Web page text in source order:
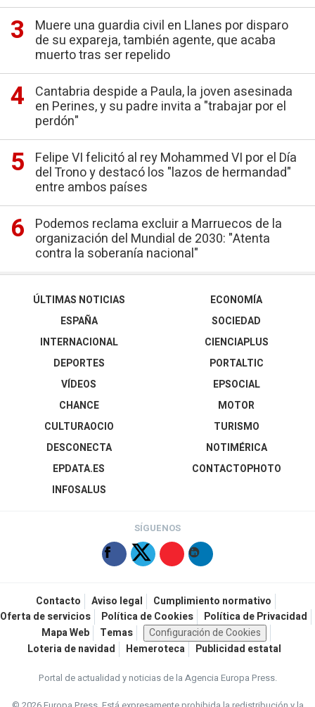
Muere una guardia civil en Llanes por disparo
de su expareja, también agente, que acaba
muerto tras ser repelido
Cantabria despide a Paula, la joven asesinada
en Perines, y su padre invita a "trabajar por el
perdón"
Felipe VI felicitó al rey Mohammed VI por el Día
del Trono y destacó los "lazos de hermandad"
entre ambos países
Podemos reclama excluir a Marruecos de la
organización del Mundial de 2030: "Atenta
contra la soberanía nacional"
ÚLTIMAS NOTICIAS
ESPAÑA
INTERNACIONAL
DEPORTES
VÍDEOS
ECONOMÍA
SOCIEDAD
CIENCIAPLUS
PORTALTIC
EPSOCIAL
CHANCE
CULTURAOCIO
DESCONECTA
EPDATA.ES
INFOSALUS
MOTOR
TURISMO
NOTIMÉRICA
CONTACTOPHOTO
SÍGUENOS
Contacto Aviso legal
Cumplimiento normativo
Oferta de servicios
Política de Cookies
Política de Privacidad
Mapa Web
Temas
Configuración de Cookies
Loteria de navidad
Hemeroteca Publicidad estatal
Portal de actualidad y noticias de la Agencia Europa Press.